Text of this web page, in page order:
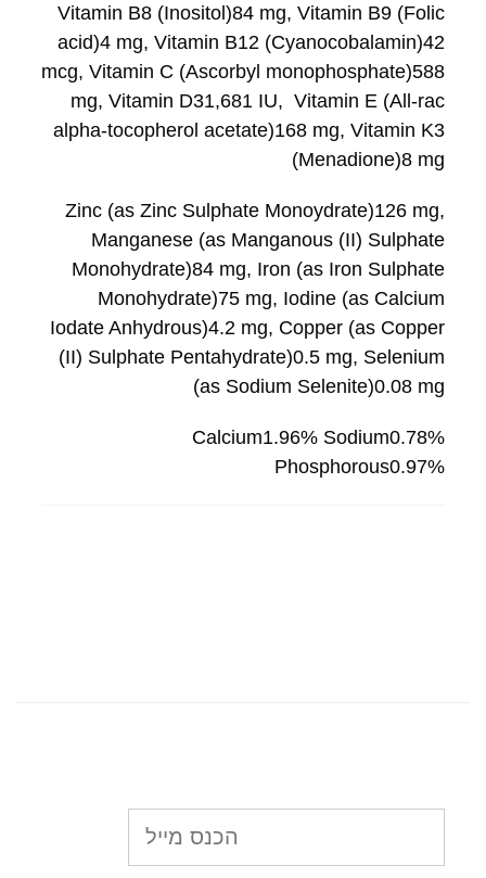
Vitamin B8 (Inositol)84 mg, Vitamin B9 (Folic
acid)4 mg, Vitamin B12 (Cyanocobalamin)42
mcg, Vitamin C (Ascorbyl monophosphate)588
mg, Vitamin D31,681 IU, Vitamin E (All-rac
alpha-tocopherol acetate)168 mg, Vitamin K3
(Menadione)8 mg
Zinc (as Zinc Sulphate Monoydrate)126 mg,
Manganese (as Manganous (II) Sulphate
Monohydrate)84 mg, Iron (as Iron Sulphate
Monohydrate)75 mg, Iodine (as Calcium
Iodate Anhydrous)4.2 mg, Copper (as Copper
(II) Sulphate Pentahydrate)0.5 mg, Selenium
(as Sodium Selenite)0.08 mg
Calcium1.96% Sodium0.78%
Phosphorous0.97%